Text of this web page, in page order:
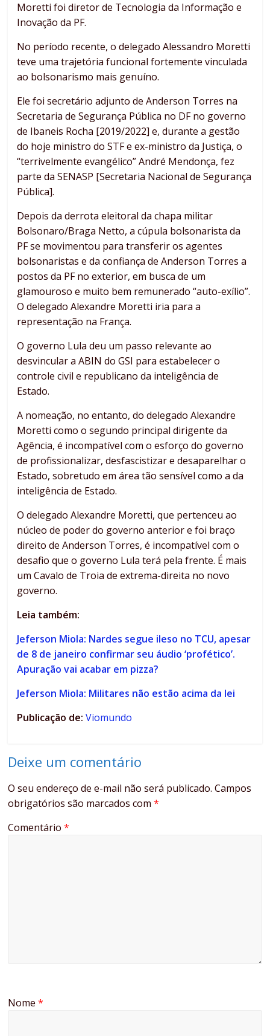
Moretti foi diretor de Tecnologia da Informação e
Inovação da PF.
No período recente, o delegado Alessandro Moretti
teve uma trajetória funcional fortemente vinculada
ao bolsonarismo mais genuíno.
Ele foi secretário adjunto de Anderson Torres na
Secretaria de Segurança Pública no DF no governo
de Ibaneis Rocha [2019/2022] e, durante a gestão
do hoje ministro do STF e ex-ministro da Justiça, o
“terrivelmente evangélico” André Mendonça, fez
parte da SENASP [Secretaria Nacional de Segurança
Pública].
Depois da derrota eleitoral da chapa militar
Bolsonaro/Braga Netto, a cúpula bolsonarista da
PF se movimentou para transferir os agentes
bolsonaristas e da confiança de Anderson Torres a
postos da PF no exterior, em busca de um
glamouroso e muito bem remunerado “auto-exílio”.
O delegado Alexandre Moretti iria para a
representação na França.
O governo Lula deu um passo relevante ao
desvincular a ABIN do GSI para estabelecer o
controle civil e republicano da inteligência de
Estado.
A nomeação, no entanto, do delegado Alexandre
Moretti como o segundo principal dirigente da
Agência, é incompatível com o esforço do governo
de profissionalizar, desfascistizar e desaparelhar o
Estado, sobretudo em área tão sensível como a da
inteligência de Estado.
O delegado Alexandre Moretti, que pertenceu ao
núcleo de poder do governo anterior e foi braço
direito de Anderson Torres, é incompatível com o
desafio que o governo Lula terá pela frente. É mais
um Cavalo de Troia de extrema-direita no novo
governo.
Leia também:
Jeferson Miola: Nardes segue ileso no TCU, apesar
de 8 de janeiro confirmar seu áudio ‘profético’.
Apuração vai acabar em pizza?
Jeferson Miola: Militares não estão acima da lei
Publicação de:Viomundo
Deixe um comentário
O seu endereço de e-mail não será publicado. Campos
obrigatórios são marcados com*
Comentário*
Nome*